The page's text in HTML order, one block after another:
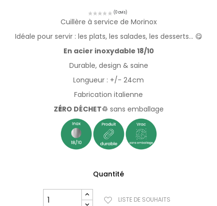
Cuillère à service de Morinox
Idéale pour servir : les plats, les salades, les desserts... 😋
En acier inoxydable 18/10
Durable, design & saine
Longueur : +/- 24cm
Fabrication italienne
ZÉRO DÉCHET♲ sans emballage
Quantité
LISTE DE SOUHAITS